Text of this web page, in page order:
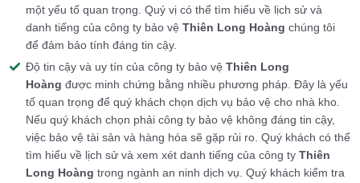
một yếu tố quan trọng. Quý vị có thể tìm hiểu về lịch sử và
danh tiếng của công ty bảo vệ Thiên Long Hoàng chúng tôi
để đảm bảo tính đáng tin cậy.
Độ tin cậy và uy tín của công ty bảo vệ Thiên Long
Hoàng được minh chứng bằng nhiều phương pháp. Đây là yếu
tố quan trọng để quý khách chọn dịch vụ bảo vệ cho nhà kho.
Nếu quý khách chọn phải công ty bảo vệ không đáng tin cậy,
việc bảo vệ tài sản và hàng hóa sẽ gặp rủi ro. Quý khách có thể
tìm hiểu về lịch sử và xem xét danh tiếng của công ty Thiên
Long Hoàng trong ngành an ninh dịch vụ. Quý khách kiểm tra